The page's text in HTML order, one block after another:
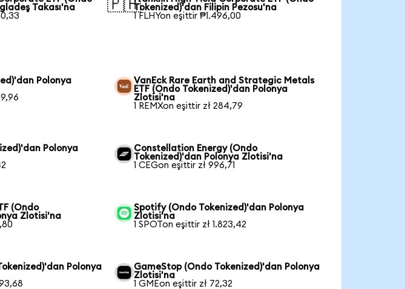
Takası'na
🇵🇭Tokenized)'dan Filipin Pezosu'na
1 FLHYon eşittir ₱1.496,00
Polonya
VanEck Rare Earth and Strategic Metals
ETF (Ondo Tokenized)'dan Polonya
Zlotisi'na
1 REMXon eşittir zł 284,79
Polonya
Constellation Energy (Ondo
Tokenized)'dan Polonya Zlotisi'na
1 CEGon eşittir zł 996,71
(Ondo
Zlotisi'na
Spotify (Ondo Tokenized)'dan Polonya
Zlotisi'na
1 SPOTon eşittir zł 1.823,42
Polonya
GameStop (Ondo Tokenized)'dan Polonya
Zlotisi'na
1 GMEon eşittir zł 72,32